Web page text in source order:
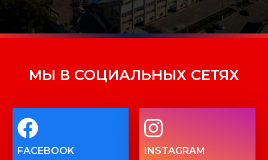
МЫ В СОЦИАЛЬНЫХ СЕТЯХ
FACEBOOK INSTAGRAM